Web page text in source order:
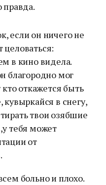
правда.
если он ничего не
в кино видела.
благородно мог
кто откажется быть
кувыркайся в снегу,
твои озябшие
тебя может
от
больно и плохо.